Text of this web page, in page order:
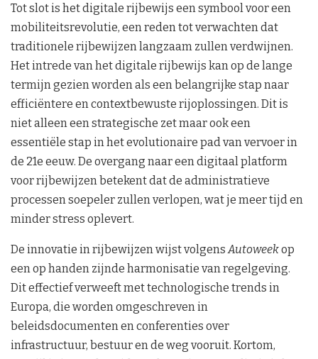
Tot slot is het digitale rijbewijs een symbool voor een
mobiliteitsrevolutie, een reden tot verwachten dat
traditionele rijbewijzen langzaam zullen verdwijnen.
Het intrede van het digitale rijbewijs kan op de lange
termijn gezien worden als een belangrijke stap naar
efficiëntere en contextbewuste rijoplossingen. Dit is
niet alleen een strategische zet maar ook een
essentiële stap in het evolutionaire pad van vervoer in
de 21e eeuw. De overgang naar een digitaal platform
voor rijbewijzen betekent dat de administratieve
processen soepeler zullen verlopen, wat je meer tijd en
minder stress oplevert.
De innovatie in rijbewijzen wijst volgens Autoweekop
een op handen zijnde harmonisatie van regelgeving.
Dit effectief verweeft met technologische trends in
Europa, die worden omgeschreven in
beleidsdocumenten en conferenties over
infrastructuur, bestuur en de weg vooruit. Kortom,